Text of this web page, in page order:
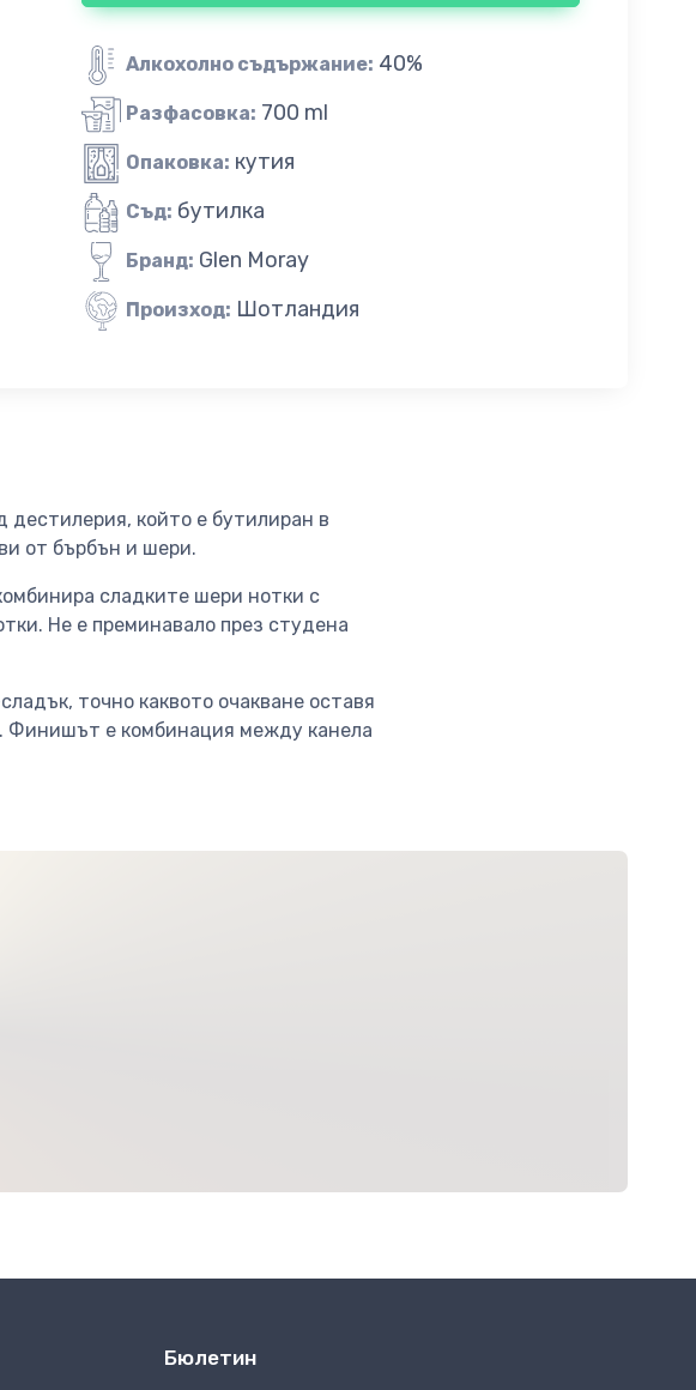
Алкохолно съдържание: 40%
Разфасовка: 700 ml
Опаковка: кутия
Съд: бутилка
Бранд: Glen Moray
Произход: Шотландия
дестилерия, който е бутилиран в
от бърбън и шери.
сладките шери нотки с
Не е преминавало през студена
точно каквото очакване оставя
Финишът е комбинация между канела
Бюлетин